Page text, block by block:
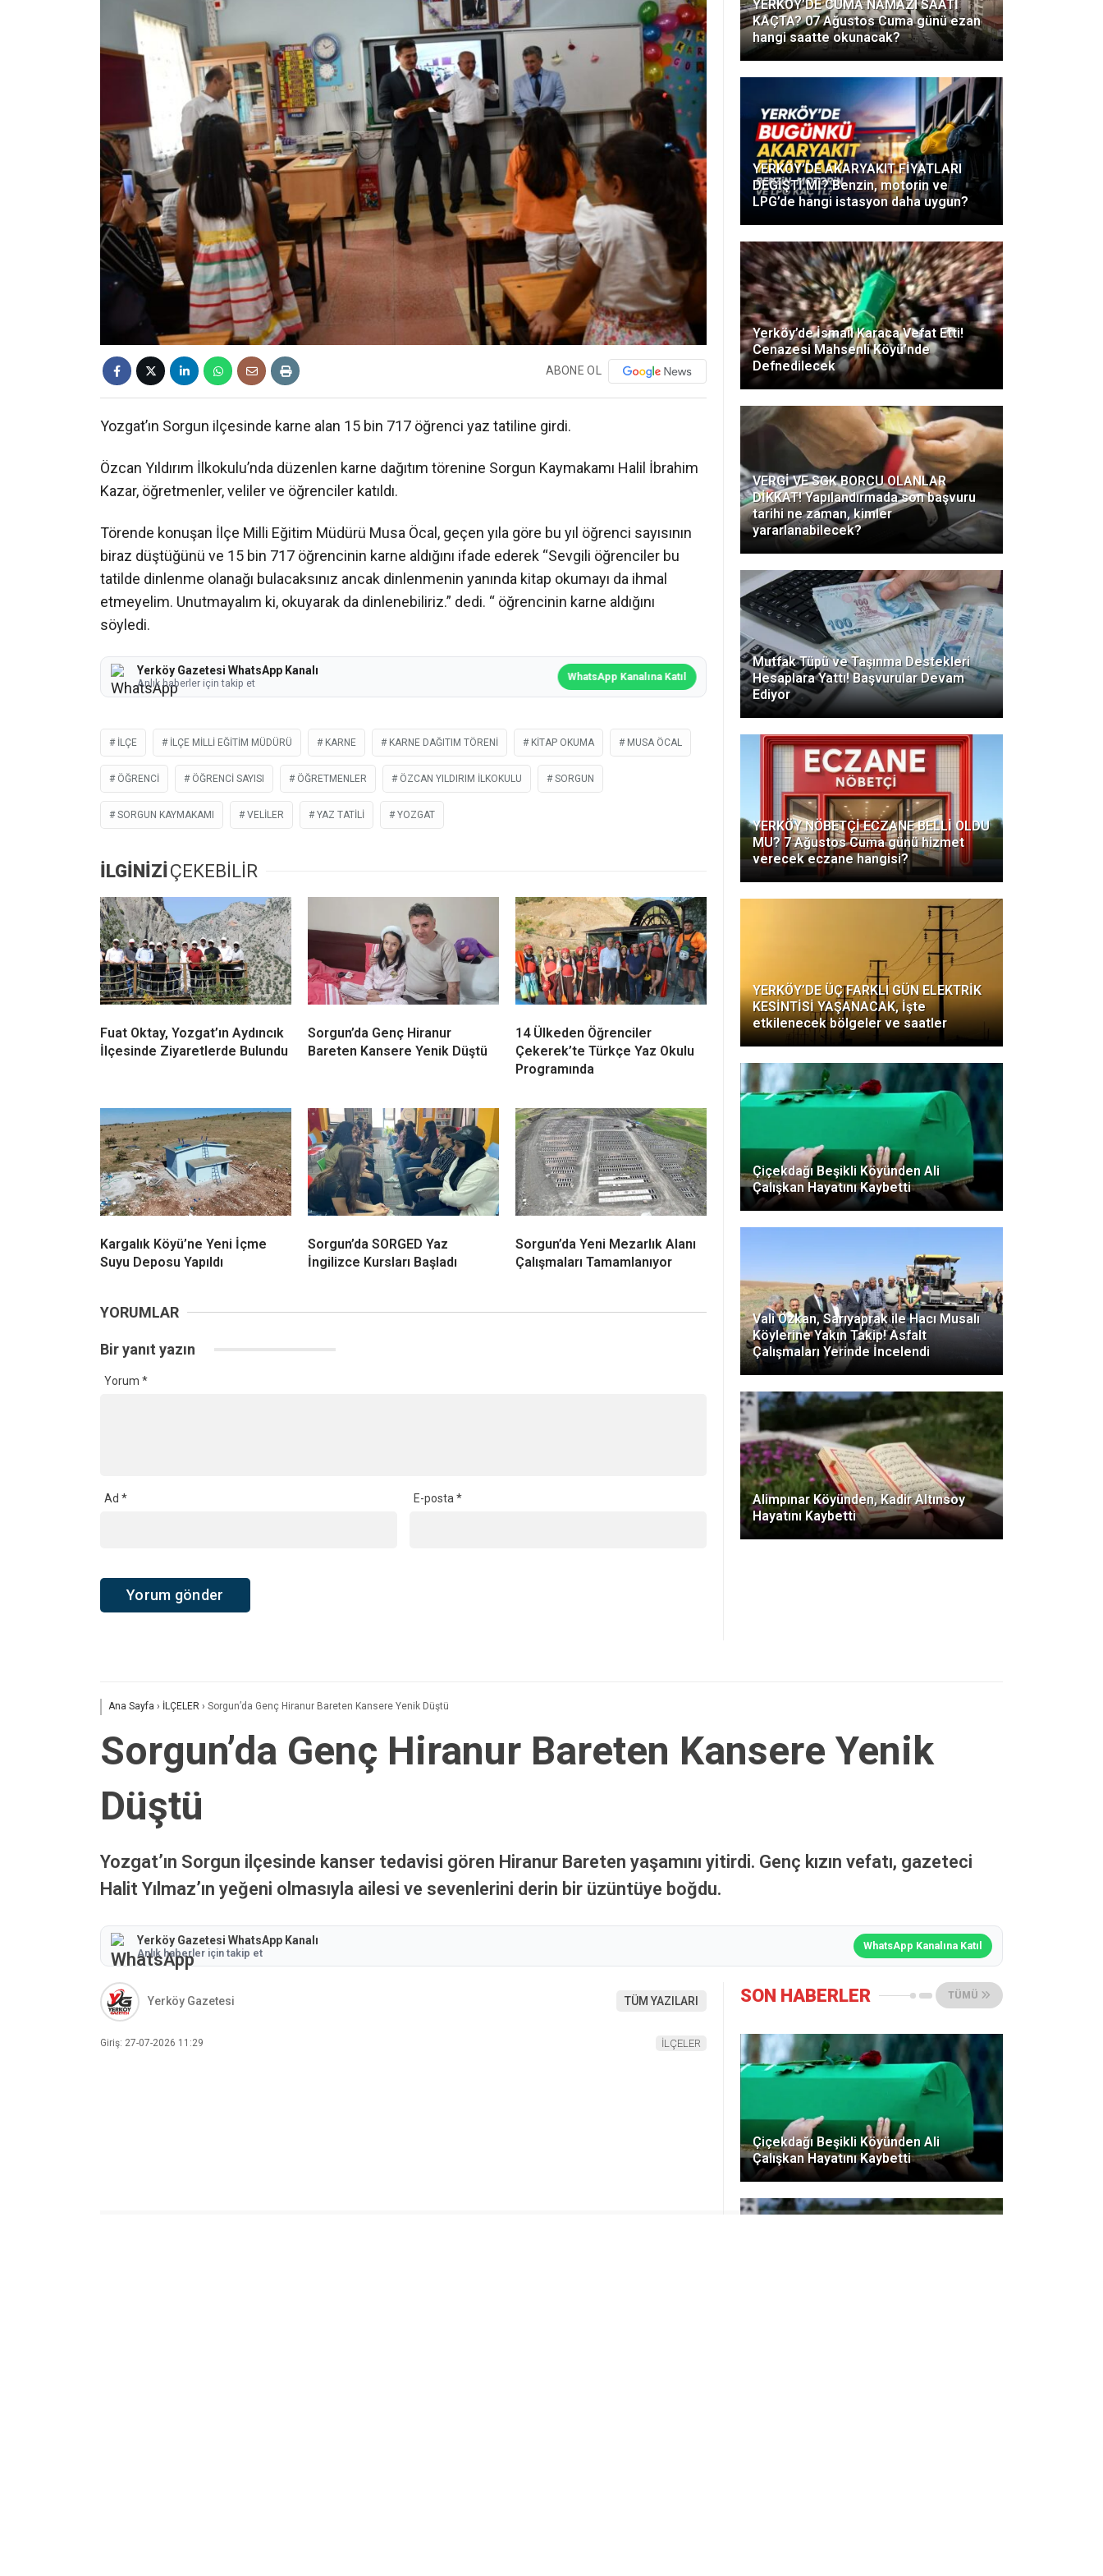
ABONE OL
Yozgat’ın Sorgun ilçesinde karne alan 15 bin 717 öğrenci yaz tatiline girdi.
Özcan Yıldırım İlkokulu’nda düzenlen karne dağıtım törenine Sorgun Kaymakamı Halil İbrahim
Kazar, öğretmenler, veliler ve öğrenciler katıldı.
Törende konuşan İlçe Milli Eğitim Müdürü Musa Öcal, geçen yıla göre bu yıl öğrenci sayısının
biraz düştüğünü ve 15 bin 717 öğrencinin karne aldığını ifade ederek “Sevgili öğrenciler bu
tatilde dinlenme olanağı bulacaksınız ancak dinlenmenin yanında kitap okumayı da ihmal
etmeyelim. Unutmayalım ki, okuyarak da dinlenebiliriz.” dedi. “ öğrencinin karne aldığını
söyledi.
Yerköy Gazetesi WhatsApp Kanalı
Anlık haberler için takip et
WhatsApp Kanalına Katıl
İLÇE İLÇE MILLI EĞITIM MÜDÜRÜ KARNE KARNE DAĞITIM TÖRENI KITAP OKUMA MUSA ÖCAL
ÖĞRENCI ÖĞRENCI SAYISI ÖĞRETMENLER ÖZCAN YILDIRIM İLKOKULU SORGUN
SORGUN KAYMAKAMI VELILER YAZ TATILI YOZGAT
İLGİNİZİÇEKEBİLİR
Fuat Oktay, Yozgat’ın Aydıncık
İlçesinde Ziyaretlerde Bulundu
Sorgun’da Genç Hiranur
Bareten Kansere Yenik Düştü
14 Ülkeden Öğrenciler
Çekerek’te Türkçe Yaz Okulu
Programında
Kargalık Köyü’ne Yeni İçme
Suyu Deposu Yapıldı
Sorgun’da SORGED Yaz
İngilizce Kursları Başladı
Sorgun’da Yeni Mezarlık Alanı
Çalışmaları Tamamlanıyor
YORUMLAR
Bir yanıt yazın
Yorum *
Ad * E-posta *
YERKÖY’DE CUMA NAMAZI SAATİ
KAÇTA? 07 Ağustos Cuma günü ezan
hangi saatte okunacak?
YERKÖY’DE AKARYAKIT FİYATLARI
DEĞİŞTİ Mİ? Benzin, motorin ve
LPG’de hangi istasyon daha uygun?
Yerköy’de İsmail Karaca Vefat Etti!
Cenazesi Mahsenli Köyü’nde
Defnedilecek
VERGİ VE SGK BORCU OLANLAR
DİKKAT! Yapılandırmada son başvuru
tarihi ne zaman, kimler
yararlanabilecek?
Mutfak Tüpü ve Taşınma Destekleri
Hesaplara Yattı! Başvurular Devam
Ediyor
YERKÖY NÖBETÇİ ECZANE BELLİ OLDU
MU? 7 Ağustos Cuma günü hizmet
verecek eczane hangisi?
YERKÖY’DE ÜÇ FARKLI GÜN ELEKTRİK
KESİNTİSİ YAŞANACAK, İşte
etkilenecek bölgeler ve saatler
Çiçekdağı Beşikli Köyünden Ali
Çalışkan Hayatını Kaybetti
Vali Özkan, Sarıyaprak ile Hacı Musalı
Köylerine Yakın Takip! Asfalt
Çalışmaları Yerinde İncelendi
Alimpınar Köyünden, Kadir Altınsoy
Hayatını Kaybetti
Ana Sayfa › İLÇELER › Sorgun’da Genç Hiranur Bareten Kansere Yenik Düştü
Sorgun’da Genç Hiranur Bareten Kansere Yenik
Düştü
Yozgat’ın Sorgun ilçesinde kanser tedavisi gören Hiranur Bareten yaşamını yitirdi. Genç kızın vefatı, gazeteci
Halit Yılmaz’ın yeğeni olmasıyla ailesi ve sevenlerini derin bir üzüntüye boğdu.
Yerköy Gazetesi WhatsApp Kanalı
Anlık haberler için takip et
WhatsApp Kanalına Katıl
Yerköy Gazetesi TÜM YAZILARI
Giriş: 27-07-2026 11:29 İLÇELER
SON HABERLER TÜMÜ
Çiçekdağı Beşikli Köyünden Ali
Çalışkan Hayatını Kaybetti